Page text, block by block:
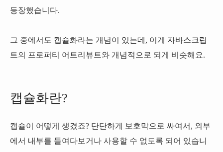
등장했습니다.
그 중에서도 캡슐화라는 개념이 있는데, 이게 자바스크립
트의 프로퍼티 어트리뷰트와 개념적으로 되게 비슷해요.
캡슐화란?
캡슐이 어떻게 생겼죠? 단단하게 보호막으로 싸여서, 외부
에서 내부를 들여다보거나 사용할 수 없도록 되어 있습니